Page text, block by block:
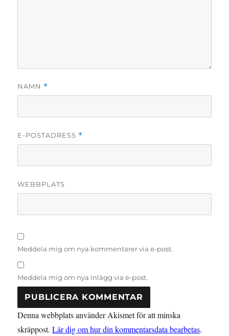
NAMN *
E-POSTADRESS *
WEBBPLATS
Meddela mig om nya kommentarer via e-post.
Meddela mig om nya inlägg via e-post.
Denna webbplats använder Akismet för att minska
skräppost.Lär dig om hur din kommentarsdata bearbetas.